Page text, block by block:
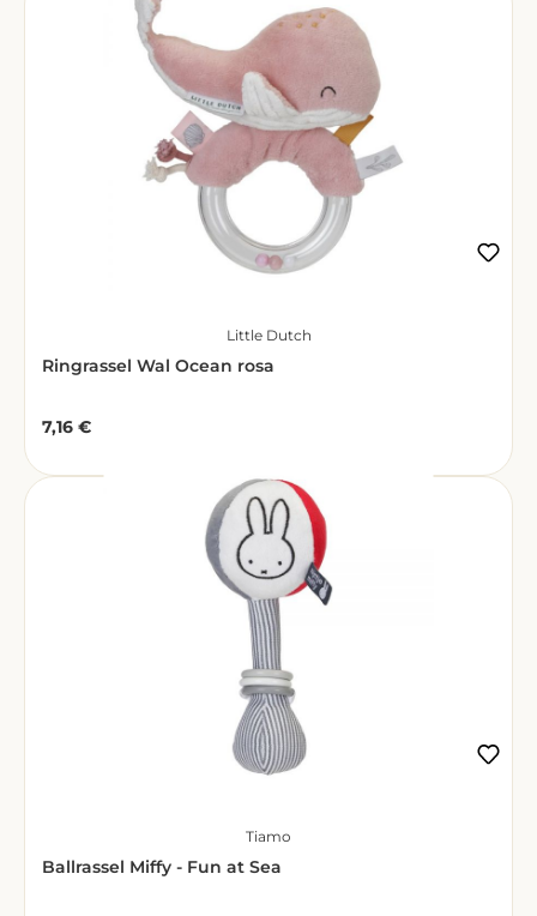
Little Dutch
Ringrassel Wal Ocean rosa
Regulärer Preis:
7,16 €
Tiamo
Ballrassel Miffy - Fun at Sea